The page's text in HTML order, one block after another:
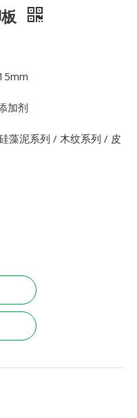
加剂
藻泥系列 / 木纹系列 / 皮